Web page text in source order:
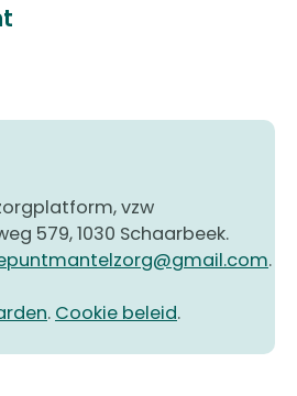
vzw
579, 1030 Schaarbeek.
.
. Cookie beleid.